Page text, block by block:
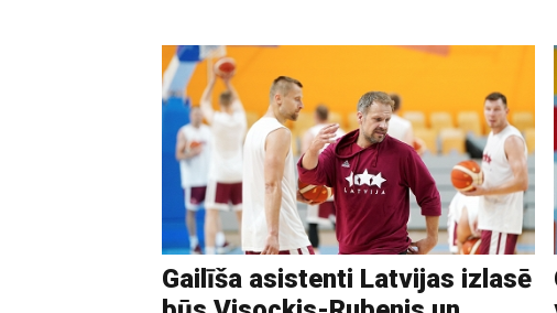
Gailīša asistenti Latvijas izlasē